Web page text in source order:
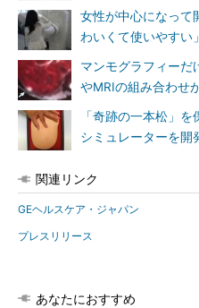
女性が中心になって
わいくて使いやすい」
マンモグラフィーだ
やMRIの組み合わせ
「奇跡の一本松」
シミュレーターを開
関連リンク
GEヘルスケア・ジャパン
プレスリリース
あなたにおすすめ